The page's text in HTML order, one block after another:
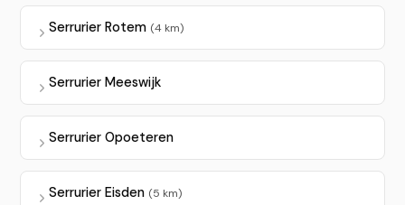
Serrurier Rotem (4 km)
Serrurier Meeswijk
Serrurier Opoeteren
Serrurier Eisden (5 km)